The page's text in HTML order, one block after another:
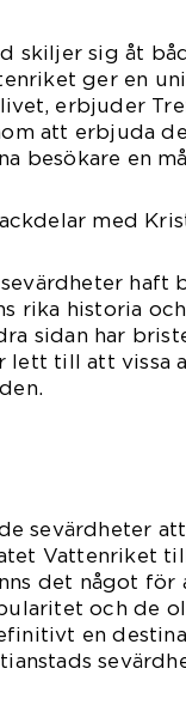
skiljer sig åt
ger en
erbjuder
att erbjuda
besökare en
med
haft
rika historia
sidan har
till att vissa
sevärdheter
Vattenriket
det något för
och de
en